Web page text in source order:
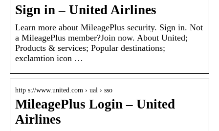
Sign in – United Airlines
Learn more about MileagePlus security. Sign in. Not
a MileagePlus member?Join now. About United;
Products & services; Popular destinations;
exclamtion icon …
http s://www.united.com › ual › sso
MileagePlus Login – United
Airlines